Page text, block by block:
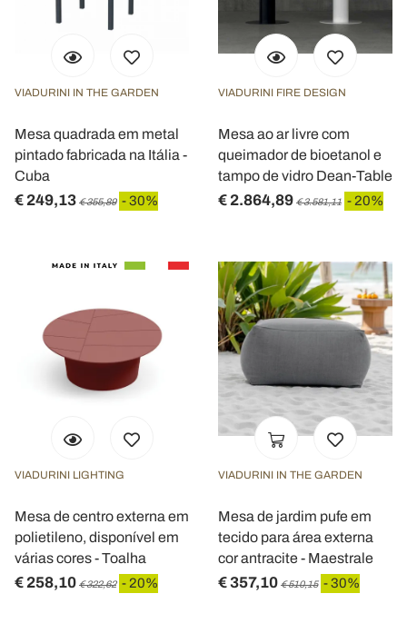
VIADURINI IN THE GARDEN
Mesa quadrada em metal
pintado fabricada na Itália -
Cuba
€ 249,13 € 355,89 - 30%
VIADURINI FIRE DESIGN
Mesa ao ar livre com
queimador de bioetanol e
tampo de vidro Dean-Table
€ 2.864,89 € 3.581,11 - 20%
VIADURINI LIGHTING
Mesa de centro externa em
polietileno, disponível em
várias cores - Toalha
€ 258,10 € 322,62 - 20%
VIADURINI IN THE GARDEN
Mesa de jardim pufe em
tecido para área externa
cor antracite - Maestrale
€ 357,10 € 510,15 - 30%